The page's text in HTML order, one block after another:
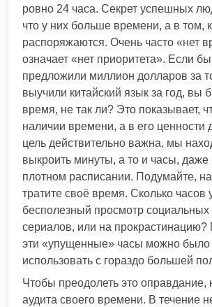
ровно 24 часа. Секрет успешных
что у них больше времени, а в том,
распоряжаются. Очень часто «нет
означает «нет приоритета». Если
предложили миллион долларов за
выучили китайский язык за год, вы
время, не так ли? Это показывает,
наличии времени, а в его ценности
цель действительно важна, мы
выкроить минуты, а то и часы,
плотном расписании. Подумайте,
тратите своё время. Сколько часов
бесполезный просмотр социальных
сериалов, или на прокрастинацию?
эти «упущенные» часы можно
использовать с гораздо большей
Чтобы преодолеть это оправдание,
аудита своего времени. В течение